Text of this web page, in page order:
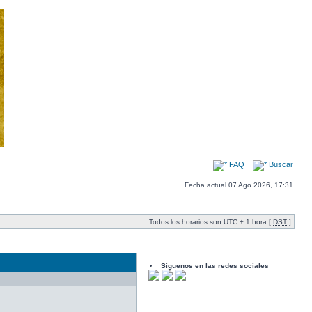
FAQ Buscar
Fecha actual 07 Ago 2026, 17:31
Todos los horarios son UTC + 1 hora [ DST ]
Síguenos en las redes sociales